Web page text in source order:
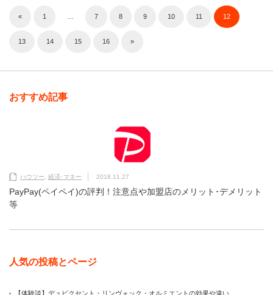
« 1 7 8 9 10 11 12
13 14 15 16 »
おすすめ記事
ハウツー 経済･マネー 2018.11.27
PayPay(ペイペイ)の評判！注意点や加盟店のメリット･デメリット
等
人気の投稿とページ
【体験談】デュピクセント・リンヴォック・オルミエントの効果や違い